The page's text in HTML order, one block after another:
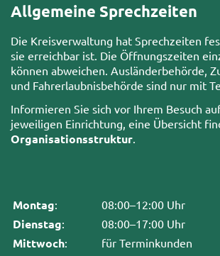
Allgemeine Sprechzeiten
Die Kreisverwaltung hat Sprechzeiten
sie erreichbar ist. Die Öffnungszeiten
können abweichen. Ausländerbehörde,
und Fahrerlaubnisbehörde sind nur mit
Informieren Sie sich vor Ihrem Besuch
jeweiligen Einrichtung, eine Übersicht
Organisationsstruktur
Montag: 08:00–12:00 Uhr
Dienstag: 08:00–17:00 Uhr
Mittwoch: für Terminkunden